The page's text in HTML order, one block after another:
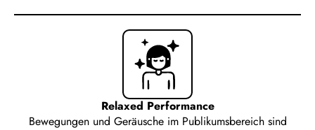
Relaxed Performance
Bewegungen und Geräusche im Publikumsbereich sind